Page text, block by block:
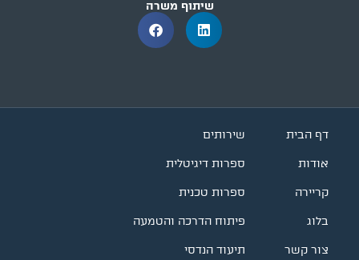
שיתוף משרה
דף הבית
אודות
קריירה
בלוג
צור קשר
שירותים
ספרות דיגיטלית
ספרות טכנית
פיתוח הדרכה והטמעה
תיעוד הנדסי